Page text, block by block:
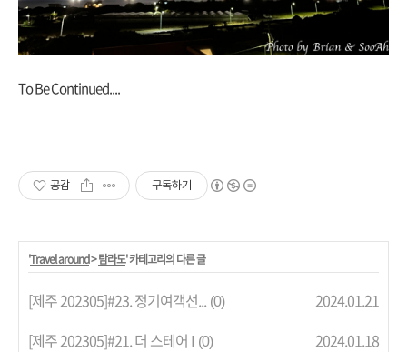
To Be Continued....
공감 구독하기
'Travel around>탐라도' 카테고리의 다른 글
[제주 202305]#23. 정기여객선... (0)
2024.01.21
[제주 202305]#21. 더 스테어 I (0)
2024.01.18